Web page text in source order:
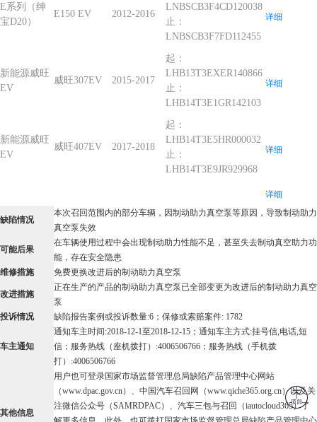
E系列（绅
宝D20）
E150 EV 2012-2016
LNBSCB3F4CD120038
止：
LNBSCB3F7FD112455
详细
新能源威旺
EV
威旺307EV 2015-2017
起：
LHB13T3EXER140866
止：
LHB14T3E1GR142103
详细
新能源威旺
EV
威旺407EV 2017-2018
起：
LHB14T3E5HR000032
止：
LHB14T3E9JR929968
详细
详细
缺陷情况
本次召回范围内的部分车辆，因制动助力真空泵等原因，导致制动助力
真空泵失效
可能后果
在车辆使用过程中会出现制动助力性能不足，甚至失去制动真空助力功
能，存在安全隐患
维修措施
免费更换改进后的制动助力真空泵
改进措施
正在生产的产品的制动助力真空泵已全部变更为改进后的制动助力真空
泵
投诉情况
缺陷报告案例或投诉数量:6；保修或索赔案件: 1782
车主通知
通知车主时间:2018-12-1至2018-12-15；通知车主方式:挂号信,电话,短
信；服务热线（座机拨打）:4006506766；服务热线（手机拨
打）:4006506766
其他信息
用户也可登录国家市场监督管理总局缺陷产品管理中心网站
（www.dpac.gov.cn）、中国汽车召回网（www.qiche365.org.cn）以及关
注微信公众号（SAMRDPAC）、汽车三包与召回（iautocloud365）了